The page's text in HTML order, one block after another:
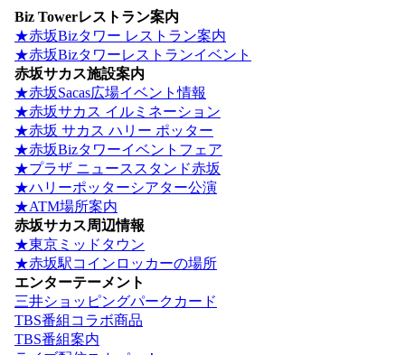
Biz Towerレストラン案内
★赤坂Bizタワー レストラン案内
★赤坂Bizタワーレストランイベント
赤坂サカス施設案内
★赤坂Sacas広場イベント情報
★赤坂サカス イルミネーション
★赤坂 サカス ハリー ポッター
★赤坂Bizタワーイベントフェア
★プラザ ニューススタンド赤坂
★ハリーポッターシアター公演
★ATM場所案内
赤坂サカス周辺情報
★東京ミッドタウン
★赤坂駅コインロッカーの場所
エンターテーメント
三井ショッピングパークカード
TBS番組コラボ商品
TBS番組案内